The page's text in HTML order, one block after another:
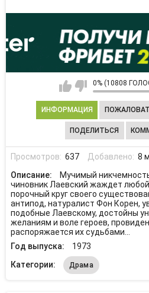
0% (10808
ИНФОРМАЦИЯ
ПОДЕЛИТЬСЯ
Просмотров: 637 Добавлено: 8
Описание:
Мучимый
чиновник Лаевский жаждет
порочный круг своего
антипод, натуралист Фон Корен,
подобные Лаевскому, достойны
желаниям и воле героев,
распоряжается их судьбами...
Год выпуска:
1973
Категории:
Драма